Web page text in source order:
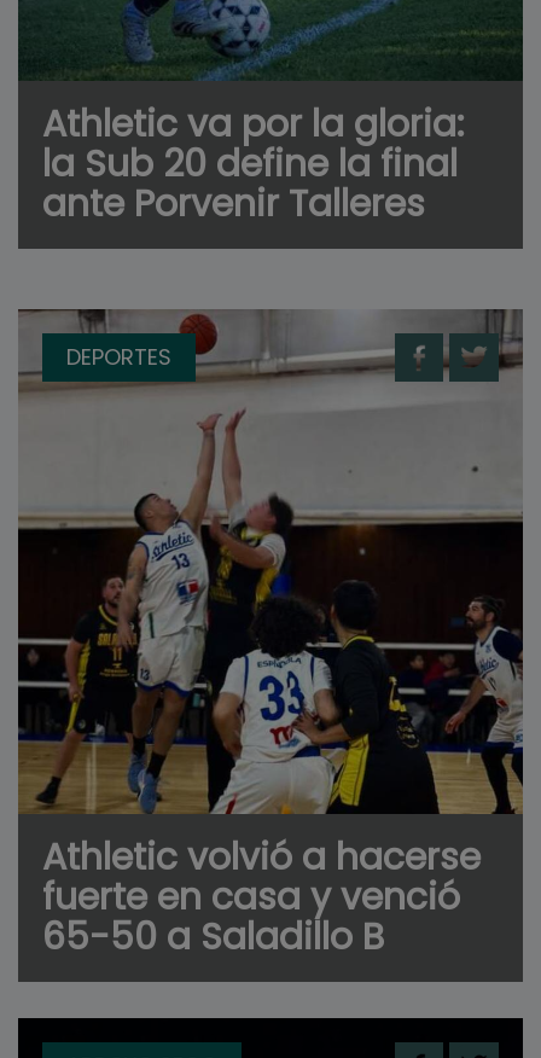
Athletic va por la gloria:
la Sub 20 define la final
ante Porvenir Talleres
DEPORTES
Athletic volvió a hacerse
fuerte en casa y venció
65-50 a Saladillo B